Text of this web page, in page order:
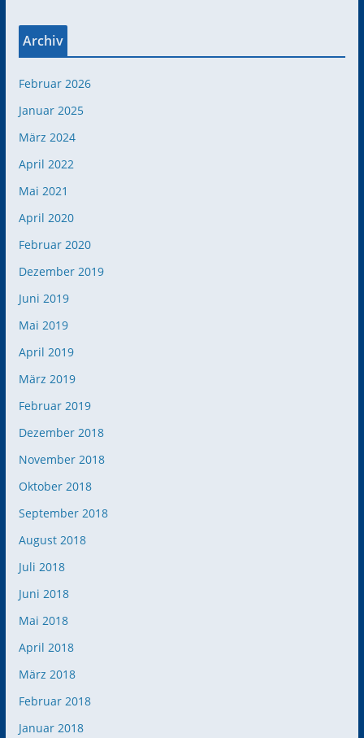
Archiv
Februar 2026
Januar 2025
März 2024
April 2022
Mai 2021
April 2020
Februar 2020
Dezember 2019
Juni 2019
Mai 2019
April 2019
März 2019
Februar 2019
Dezember 2018
November 2018
Oktober 2018
September 2018
August 2018
Juli 2018
Juni 2018
Mai 2018
April 2018
März 2018
Februar 2018
Januar 2018